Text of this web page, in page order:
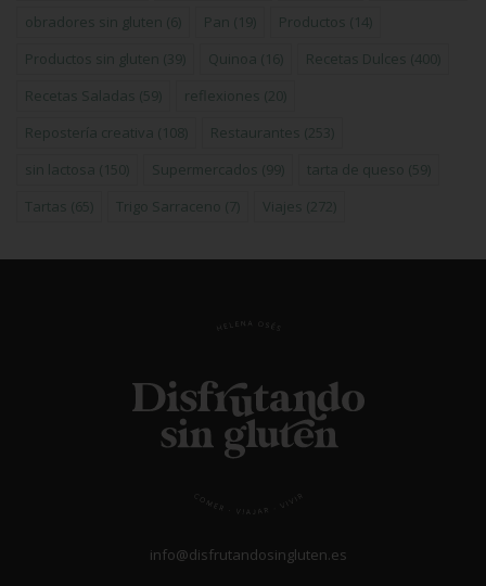
obradores sin gluten (6) Pan (19) Productos (14)
Productos sin gluten (39) Quinoa (16) Recetas Dulces (400)
Recetas Saladas (59) reflexiones (20)
Repostería creativa (108) Restaurantes (253)
sin lactosa (150) Supermercados (99) tarta de queso (59)
Tartas (65) Trigo Sarraceno (7) Viajes (272)
info@disfrutandosingluten.es